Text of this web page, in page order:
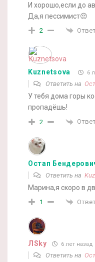
И хорошо,если до
Да,я пессимист😔
2
Kuznetsova 6
Ответить на
У тебя дома горы
пропадёшь!
2
Остап
Ответить на
Марина,я скоро в
1
ЛSky 6 лет назад
Ответить на